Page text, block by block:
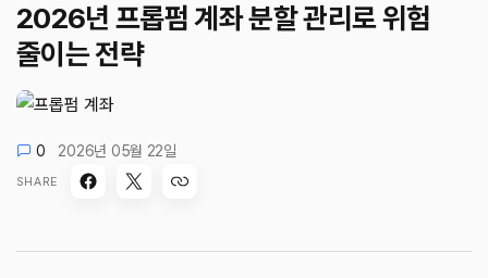
2026년 프롭펌 계좌 분할 관리로 위험
줄이는 전략
0 2026년 05월 22일
SHARE